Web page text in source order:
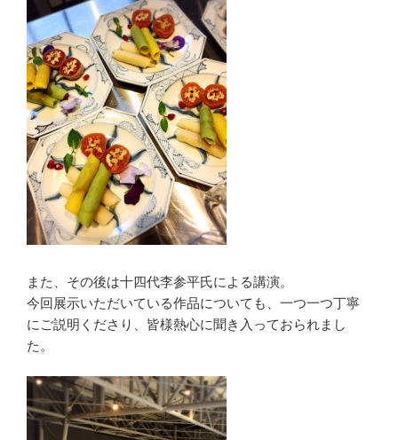
また、その後は十四代李参平氏による講演。
今回展示いただいている作品についても、一つ一つ丁寧
にご説明くださり、皆様熱心に聞き入っておられまし
た。